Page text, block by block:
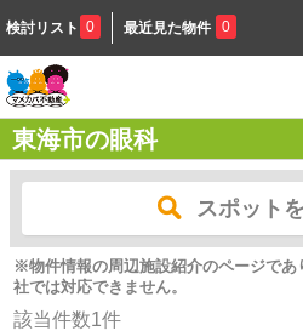
検討リスト 0 最近見た物件 0
東海市の眼科
スポット
※物件情報の周辺施設紹介のページであ
社では対応できません。
該当件数1件